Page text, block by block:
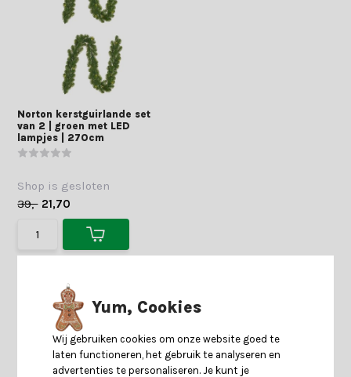
Norton kerstguirlande set
van 2 | groen met LED
lampjes | 270cm
Shop is gesloten
39,- 21,70
Yum, Cookies
Wij gebruiken cookies om onze website goed te
laten functioneren, het gebruik te analyseren en
advertenties te personaliseren. Je kunt je